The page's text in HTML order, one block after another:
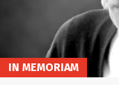
IN MEMORIAM